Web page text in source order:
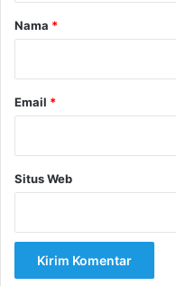
r
Nama *
Email *
Situs Web